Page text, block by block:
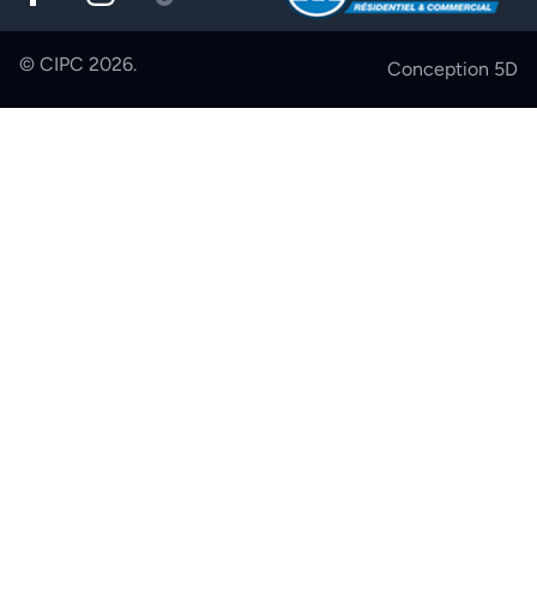
© CIPC 2026. Conception 5D